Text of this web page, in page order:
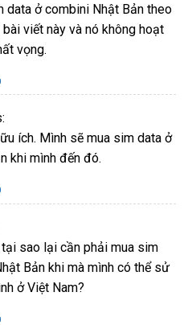
data ở combini Nhật Bản theo
viết này và nó không hoạt
vọng.
ích. Mình sẽ mua sim data ở
khi mình đến đó.
sao lại cần phải mua sim
Bản khi mà mình có thể sử
ở Việt Nam?